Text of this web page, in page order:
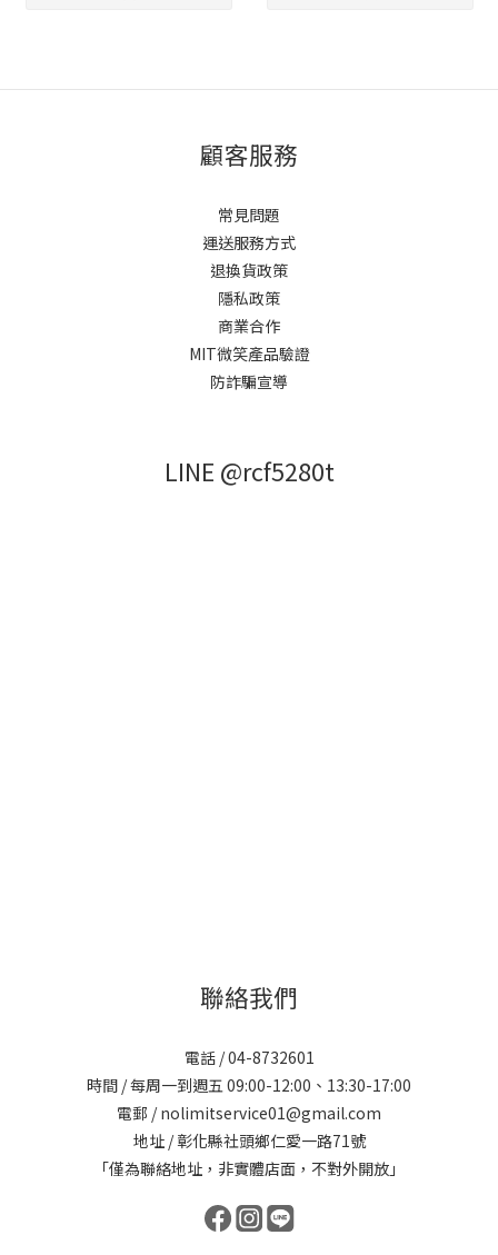
顧客服務
常見問題
運送服務方式
退換貨政策
隱私政策
商業合作
MIT微笑產品驗證
防詐騙宣導
LINE @rcf5280t
聯絡我們
電話 / 04-8732601
時間 / 每周一到週五 09:00-12:00、13:30-17:00
電郵 / nolimitservice01@gmail.com
地址 / 彰化縣社頭鄉仁愛一路71號
「僅為聯絡地址，非實體店面，不對外開放」